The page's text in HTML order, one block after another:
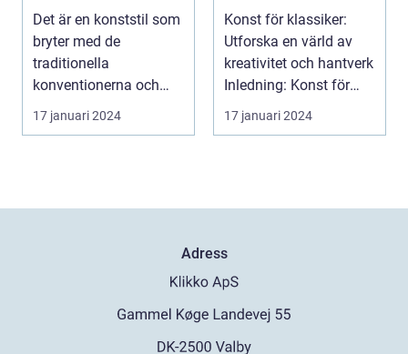
som började ta
form under 1960-
talet och fortsatte
att växa i
de kommande
årtiondena
Det är en konststil som
bryter med de
traditionella
konventionerna och
utmanar den
etablerade normen...
17 januari 2024
ämnet
Konst för klassiker:
Utforska en värld av
kreativitet och hantverk
Inledning: Konst för
klassiker ä...
17 januari 2024
Adress